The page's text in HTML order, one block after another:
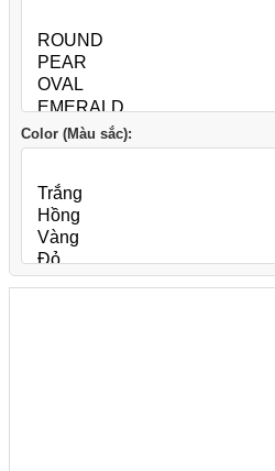
Color (Màu sắc):